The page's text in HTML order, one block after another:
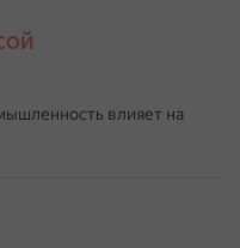
влияет на